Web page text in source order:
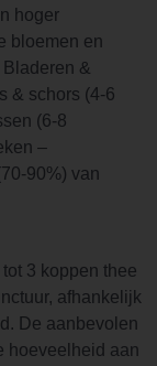
hoger
bloemen en
&
& schors (4-6
(6-8
–
90%) van
3 koppen thee
afhankelijk
De aanbevolen
hoeveelheid aan